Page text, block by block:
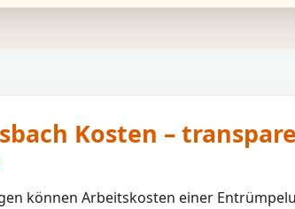
Kosten –
können Arbeitskosten einer